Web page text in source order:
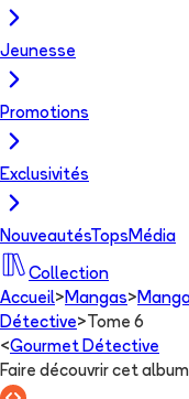
Jeunesse
Promotions
Exclusivités
NouveautésTops Média
Collection
Accueil> Mangas>
Détective> Tome 6
<Gourmet Détective
Faire découvrir cet